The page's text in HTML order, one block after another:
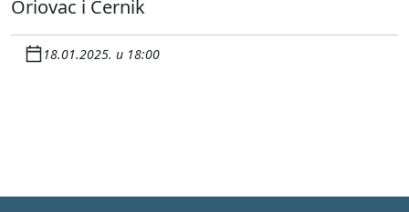
Oriovac i Cernik
18.01.2025. u 18:00